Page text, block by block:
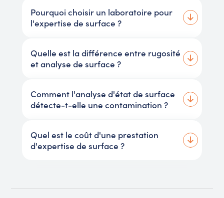
Pourquoi choisir un laboratoire pour
l'expertise de surface ?
Quelle est la différence entre rugosité
et analyse de surface ?
Comment l'analyse d'état de surface
détecte-t-elle une contamination ?
Quel est le coût d'une prestation
d'expertise de surface ?